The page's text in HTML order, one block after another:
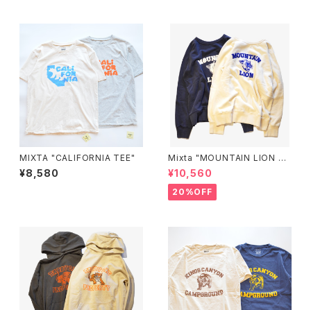
MIXTA "CALIFORNIA TEE"
¥8,580
Mixta "MOUNTAIN LION Cr
ew Sweat”
¥10,560
20%OFF